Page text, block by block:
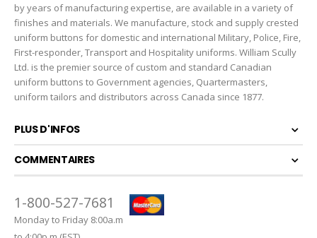
by years of manufacturing expertise, are available in a variety of
finishes and materials. We manufacture, stock and supply crested
uniform buttons for domestic and international Military, Police, Fire,
First-responder, Transport and Hospitality uniforms. William Scully
Ltd. is the premier source of custom and standard Canadian
uniform buttons to Government agencies, Quartermasters,
uniform tailors and distributors across Canada since 1877.
PLUS D'INFOS
COMMENTAIRES
1-800-527-7681
Monday to Friday 8:00a.m